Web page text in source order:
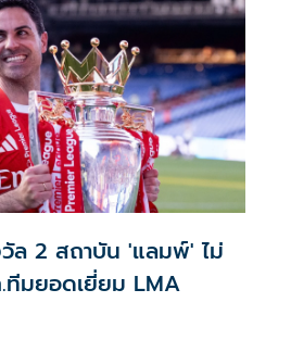
วัล 2 สถาบัน 'แลมพ์' ไม่
มยอดเยี่ยม LMA